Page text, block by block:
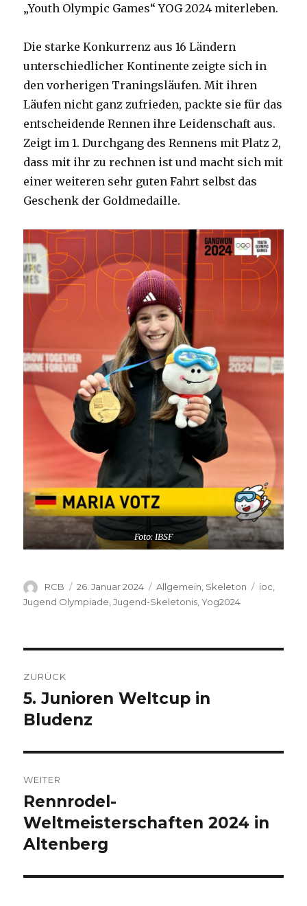
„Youth Olympic Games“ YOG 2024 miterleben.
Die starke Konkurrenz aus 16 Ländern
unterschiedlicher Kontinente zeigte sich in
den vorherigen Traningsläufen. Mit ihren
Läufen nicht ganz zufrieden, packte sie für das
entscheidende Rennen ihre Leidenschaft aus.
Zeigt im 1. Durchgang des Rennens mit Platz 2,
dass mit ihr zu rechnen ist und macht sich mit
einer weiteren sehr guten Fahrt selbst das
Geschenk der Goldmedaille.
Foto: IBSF
Autor
RCB
Veröffentlicht
am
26. Januar 2024 Kategorien
Allgemein, Skeleton ioc,
Jugend Olympiade ,Jugend-Skeletonis ,Yog2024
ZURÜCK
Vorheriger
Beitrag:
5. Junioren Weltcup in
Bludenz
WEITER
Nächster
Beitrag:
Rennrodel-
Weltmeisterschaften 2024 in
Altenberg